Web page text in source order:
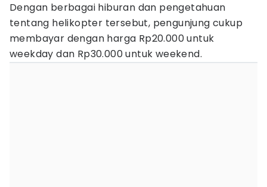
Dengan berbagai hiburan dan pengetahuan
tentang helikopter tersebut, pengunjung cukup
membayar dengan harga Rp20.000 untuk
weekday dan Rp30.000 untuk weekend.